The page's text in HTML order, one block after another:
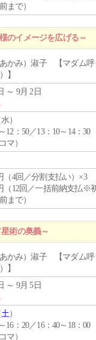
まで）
のイメージを広げる～
かみ）淑子 【マダム呼
】
～ 9月 2日
水）
12：50／13：10～14：30
マ）
（4回／分割支払い）×3
（12回／一括前納支払※
まで）
術の奥義～
かみ）淑子 【マダム呼
】
～ 9月 5日
土）
16：20／16：40～18：00
マ）